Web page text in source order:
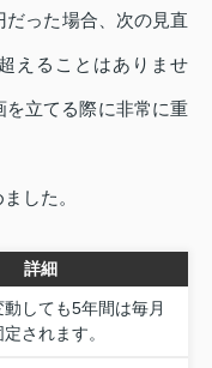
った場合、次の見直
えることはありませ
を立てる際に非常に重
した。
詳細
しても5年間は毎月
されます。